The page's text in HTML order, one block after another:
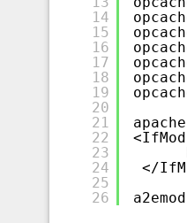
14
15
16
17
18
19
20
21
22
23
24
25
26
</